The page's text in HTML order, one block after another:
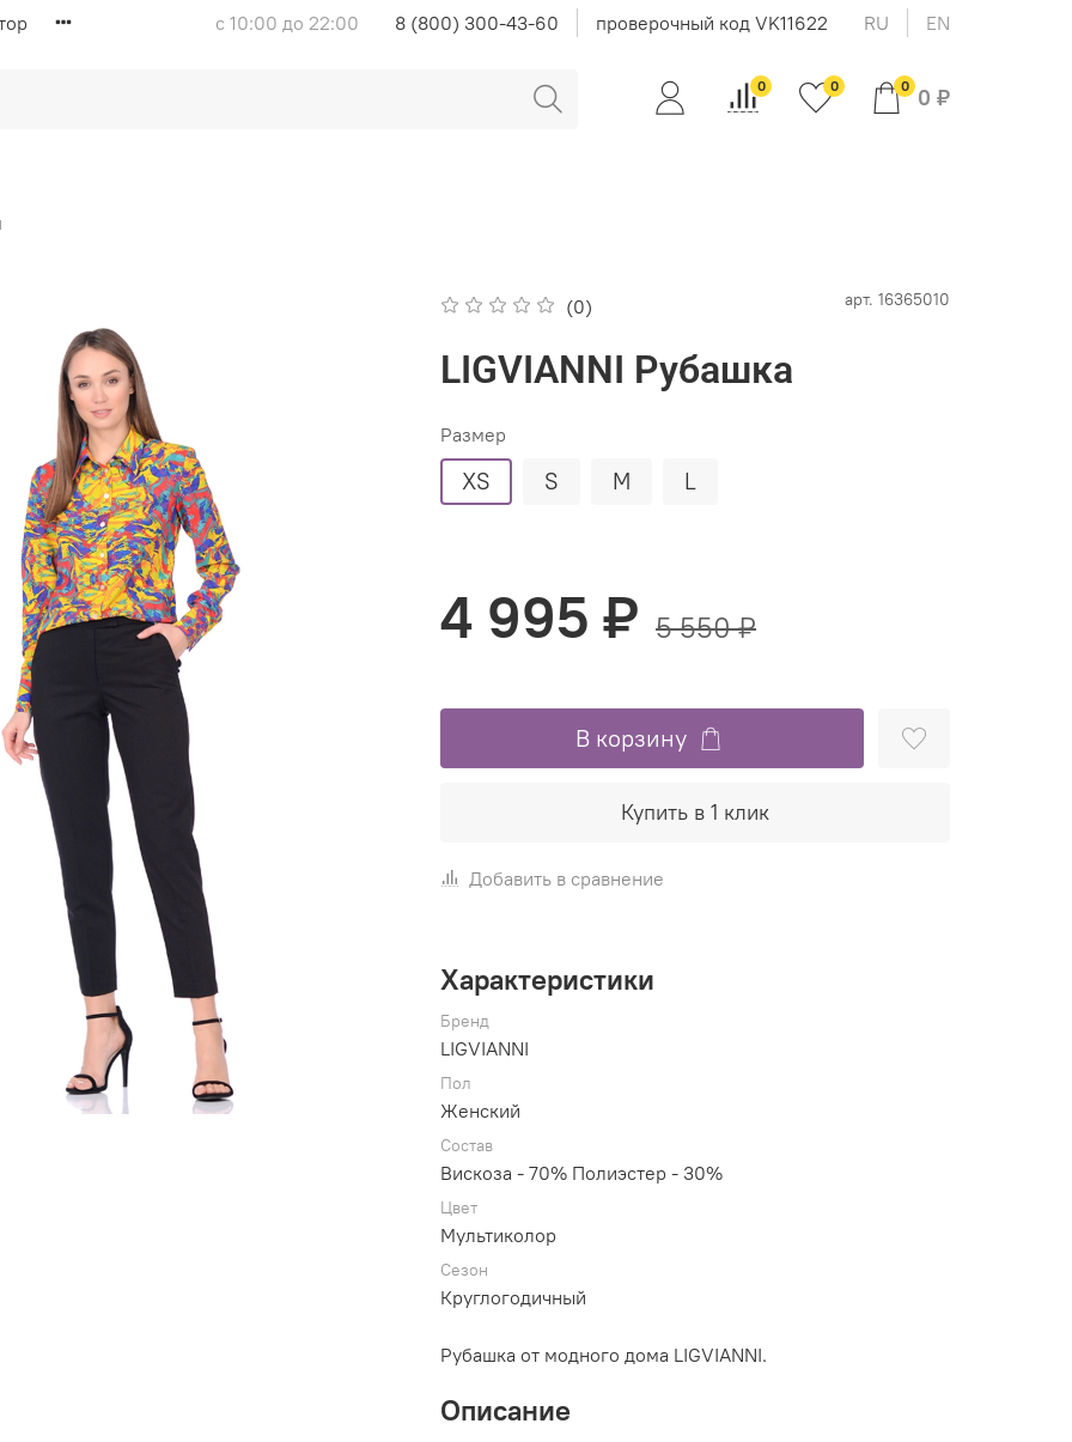
с 10:00 до 22:00 8 (800) 300-43-60 проверочный код VK11622 RU EN
0 0 0 0 ₽
(0) арт. 16365010
LIGVIANNI Рубашка
Размер
XS S M L
4 995 ₽ 5 550 ₽
В корзину
Купить в 1 клик
Добавить в сравнение
Характеристики
Бренд
LIGVIANNI
Пол
Женский
Состав
Вискоза - 70% Полиэстер - 30%
Цвет
Мультиколор
Сезон
Круглогодичный
Рубашка от модного дома LIGVIANNI.
Описание